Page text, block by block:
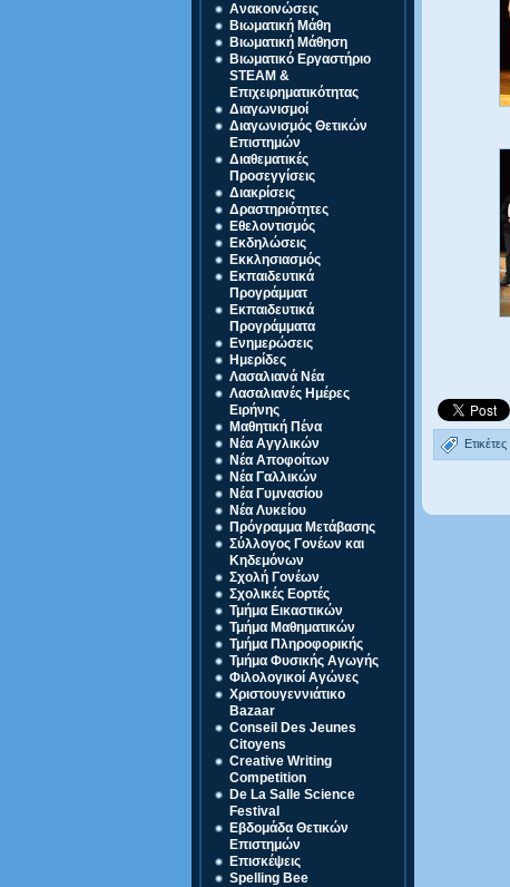
Ανακοινώσεις
Βιωματική Μάθη
Βιωματική Μάθηση
Βιωματικό Εργαστήριο
STEAM &
Επιχειρηματικότητας
Διαγωνισμοί
Διαγωνισμός Θετικών
Επιστημών
Διαθεματικές
Προσεγγίσεις
Διακρίσεις
Δραστηριότητες
Εθελοντισμός
Εκδηλώσεις
Εκκλησιασμός
Εκπαιδευτικά
Προγράμματ
Εκπαιδευτικά
Προγράμματα
Ενημερώσεις
Ημερίδες
Λασαλιανά Νέα
Λασαλιανές Ημέρες
Ειρήνης
Μαθητική Πένα
Νέα Αγγλικών
Νέα Αποφοίτων
Νέα Γαλλικών
Νέα Γυμνασίου
Νέα Λυκείου
Πρόγραμμα Μετάβασης
Σύλλογος Γονέων και
Κηδεμόνων
Σχολή Γονέων
Σχολικές Εορτές
Τμήμα Εικαστικών
Τμήμα Μαθηματικών
Τμήμα Πληροφορικής
Τμήμα Φυσικής Αγωγής
Φιλολογικοί Αγώνες
Χριστουγεννιάτικο
Bazaar
Conseil Des Jeunes
Citoyens
Creative Writing
Competition
De La Salle Science
Festival
Eβδομάδα Θετικών
Επιστημών
Eπισκέψεις
Spelling Bee
Ετικέτες